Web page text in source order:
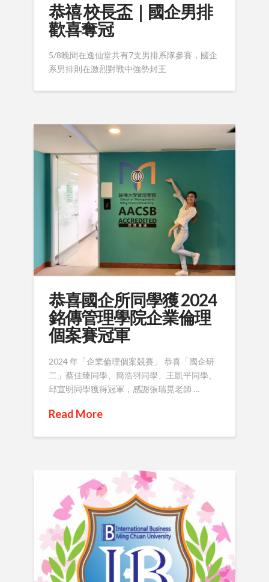
恭禧 校長盃｜國企男排
歡喜奪冠
5/8晚間在逸仙堂共有7支男排系隊參賽，國企
系男排則在激烈對戰中強勢封王
恭喜國企所同學獲 2024
銘傳管理學院企業倫理
個案賽冠軍
2024 年「企業倫理個案競賽」 恭喜「國企研
二」蔡佳臻同學、簡浩羽同學、王凱平同學、
邱宣明同學獲得冠軍，感謝張瑞晃老師 …
Read More